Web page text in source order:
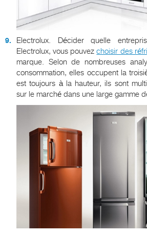
Electrolux. Décider quelle
Electrolux, vous pouvezchoisir des
marque. Selon de nombreuses
consommation, elles occupent la
est toujours à la hauteur, ils sont
sur le marché dans une large gamme